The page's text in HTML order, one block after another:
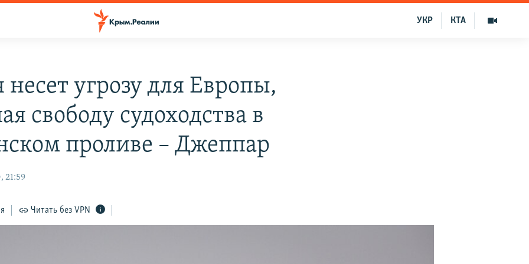
КТА
УКР
несет угрозу для Европы,
свободу судоходства в
проливе – Джеппар
21:59
Читать без VPN